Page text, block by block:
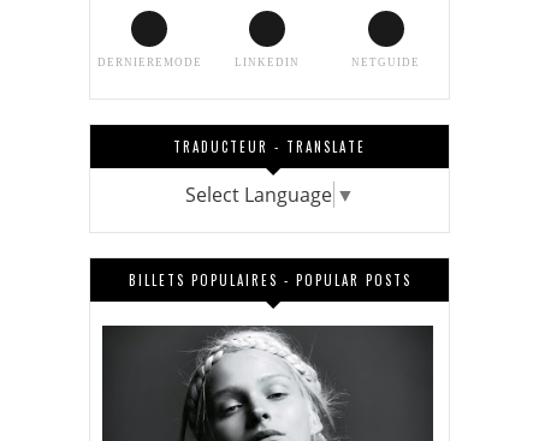
DERNIEREMODE LINKEDIN NETGUIDE
TRADUCTEUR - TRANSLATE
Select Language ▼
BILLETS POPULAIRES - POPULAR POSTS